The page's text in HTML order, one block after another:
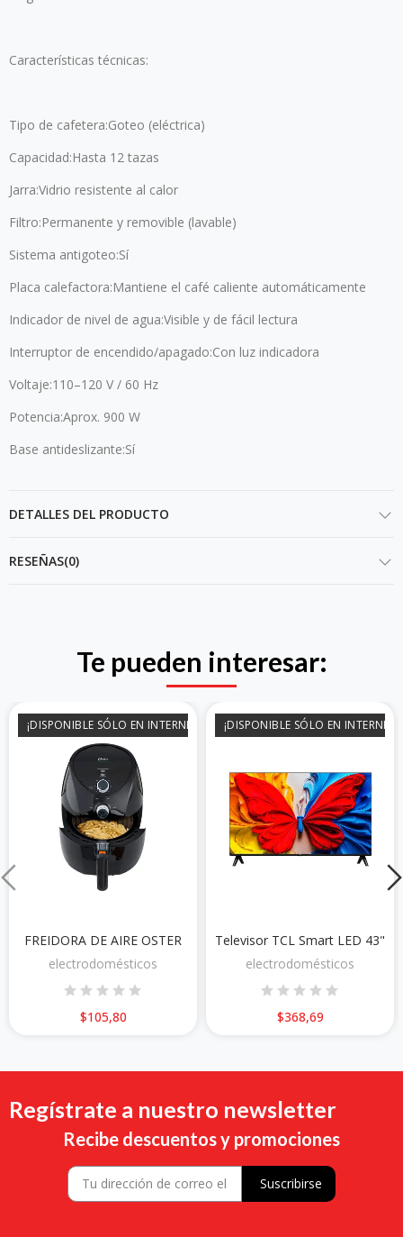
Características técnicas:
Tipo de cafetera:Goteo (eléctrica)
Capacidad:Hasta 12 tazas
Jarra:Vidrio resistente al calor
Filtro:Permanente y removible (lavable)
Sistema antigoteo:Sí
Placa calefactora:Mantiene el café caliente automáticamente
Indicador de nivel de agua:Visible y de fácil lectura
Interruptor de encendido/apagado:Con luz indicadora
Voltaje:110–120 V / 60 Hz
Potencia:Aprox. 900 W
Base antideslizante:Sí
DETALLES DEL PRODUCTO
RESEÑAS(0)
Te pueden interesar:
¡DISPONIBLE SÓLO EN INTERNET!
FREIDORA DE AIRE OSTER
electrodomésticos
$105,80
¡DISPONIBLE SÓLO EN INTERNET!
Televisor TCL Smart LED 43"
electrodomésticos
$368,69
Regístrate a nuestro newsletter
Recibe descuentos y promociones
Suscribirse